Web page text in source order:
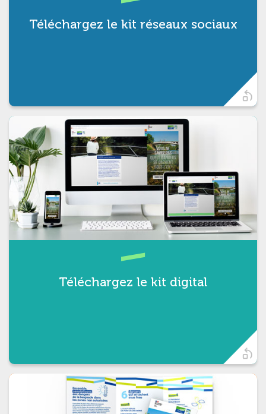
Téléchargez le kit réseaux sociaux
Téléchargez le kit digital
Pour habiller votre site web et
supports digitaux aux couleurs de la
campagne.